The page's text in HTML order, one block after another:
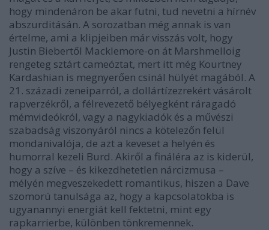
hogy mindenáron be akar futni, tud nevetni a hírnév
abszurditásán. A sorozatban még annak is van
értelme, ami a klipjeiben már visszás volt, hogy
Justin Biebertől Macklemore-on át Marshmelloig
rengeteg sztárt cameóztat, mert itt még Kourtney
Kardashian is megnyerően csinál hülyét magából. A
21. századi zeneiparról, a dollártízezrekért vásárolt
rapverzékről, a félrevezető bélyegként ráragadó
mémvideókról, vagy a nagykiadók és a művészi
szabadság viszonyáról nincs a kötelezőn felül
mondanivalója, de azt a keveset a helyén és
humorral kezeli Burd. Akiről a fináléra az is kiderül,
hogy a szíve – és kikezdhetetlen nárcizmusa –
mélyén megveszekedett romantikus, hiszen a Dave
szomorú tanulsága az, hogy a kapcsolatokba is
ugyanannyi energiát kell fektetni, mint egy
rapkarrierbe, különben tönkremennek.